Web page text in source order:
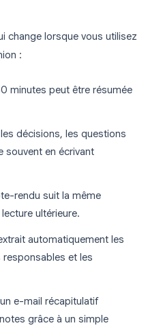
change lorsque vous utilisez
:
minutes peut être résumée
les décisions, les questions
souvent en écrivant
rendu suit la même
ultérieure.
automatiquement les
et les
e-mail récapitulatif
grâce à un simple